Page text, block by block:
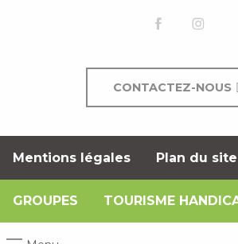
CONTACTEZ-NOUS
Mentions légales Plan du site
GROUPES TOURISME